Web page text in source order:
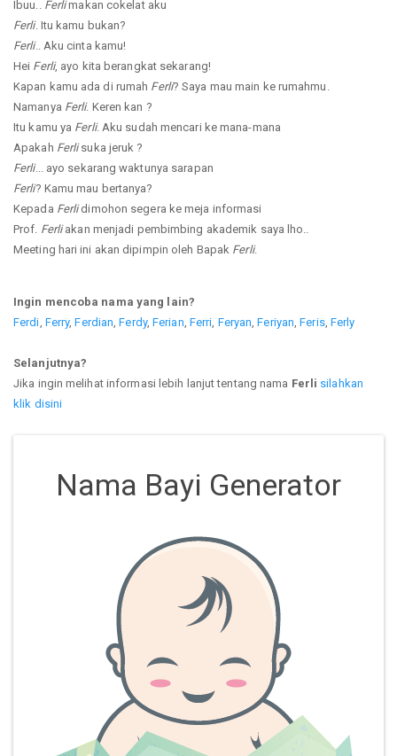
Ibuu.. Ferlimakan cokelat aku
Ferli. Itu kamu bukan?
Ferli.. Aku cinta kamu!
Hei Ferli, ayo kita berangkat sekarang!
Kapan kamu ada di rumah Ferli? Saya mau main ke rumahmu.
Namanya Ferli. Keren kan ?
Itu kamu ya Ferli. Aku sudah mencari ke mana-mana
Apakah Ferlisuka jeruk ?
Ferli... ayo sekarang waktunya sarapan
Ferli? Kamu mau bertanya?
Kepada Ferlidimohon segera ke meja informasi
Prof. Ferliakan menjadi pembimbing akademik saya lho..
Meeting hari ini akan dipimpin oleh Bapak Ferli.
Ingin mencoba nama yang lain?
Ferdi Ferry,Ferdian ,Ferdy,Ferian Ferri Feryan ,Feriyan ,Feris, Ferly
Selanjutnya?
Jika ingin melihat informasi lebih lanjut tentang nama Ferli silahkan
klik disini
Nama Bayi Generator